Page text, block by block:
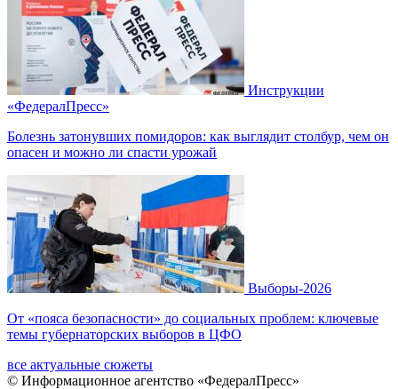
Инструкции
«ФедералПресс»
Болезнь затонувших помидоров: как выглядит столбур, чем он
опасен и можно ли спасти урожай
Выборы-2026
От «пояса безопасности» до социальных проблем: ключевые
темы губернаторских выборов в ЦФО
все актуальные сюжеты
© Информационное агентство «ФедералПресс»